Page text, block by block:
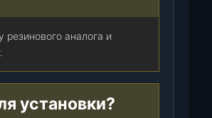
аналога и
установки?